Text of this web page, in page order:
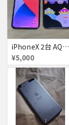
iPhoneX 2台 AQUOSsense5g ジャンク品
¥5,000